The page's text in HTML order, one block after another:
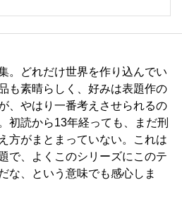
。どれだけ世界を作り込んでい
も素晴らしく、好みは表題作の
、やはり一番考えさせられるの
初読から13年経っても、まだ刑
方がまとまっていない。これは
で、よくこのシリーズにこのテ
な、という意味でも感心しま